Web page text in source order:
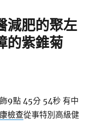
減肥的聚左
的紫錐菊
9點 45分 54秒 有中
檢查從事特別高級健